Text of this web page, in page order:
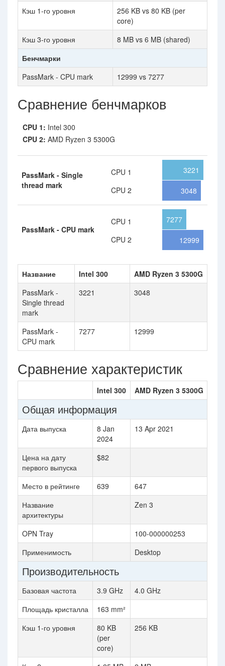
Кэш 1-го уровня
256 KB vs 80 KB (per
core)
Кэш 3-го уровня
8 MB vs 6 MB (shared)
Бенчмарки
PassMark - CPU mark
12999 vs 7277
Сравнение бенчмарков
CPU 1: Intel 300
CPU 2: AMD Ryzen 3 5300G
PassMark - Single
thread mark
CPU 1
CPU 2
3221
3048
PassMark - CPU mark
CPU 1
CPU 2
7277
12999
Название Intel 300
AMD Ryzen 3 5300G
PassMark -
Single thread
mark
3221 3048
PassMark -
CPU mark
7277 12999
Сравнение характеристик
Intel 300 AMD Ryzen 3 5300G
Общая информация
Дата выпуска
8 Jan
2024
13 Apr 2021
Цена на дату
первого выпуска
$82
Место в рейтинге 639
647
Название
архитектуры
Zen 3
OPN Tray
100-000000253
Применимость
Desktop
Производительность
Базовая частота 3.9 GHz
4.0 GHz
Площадь кристалла
163 mm²
Кэш 1-го уровня
80 KB
(per
core)
256 KB